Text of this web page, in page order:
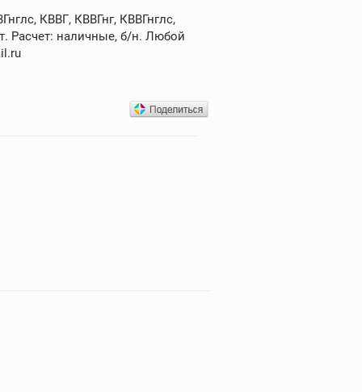
КВВГ, КВВГнг, КВВГнглс,
Расчет: наличные, б/н. Любой